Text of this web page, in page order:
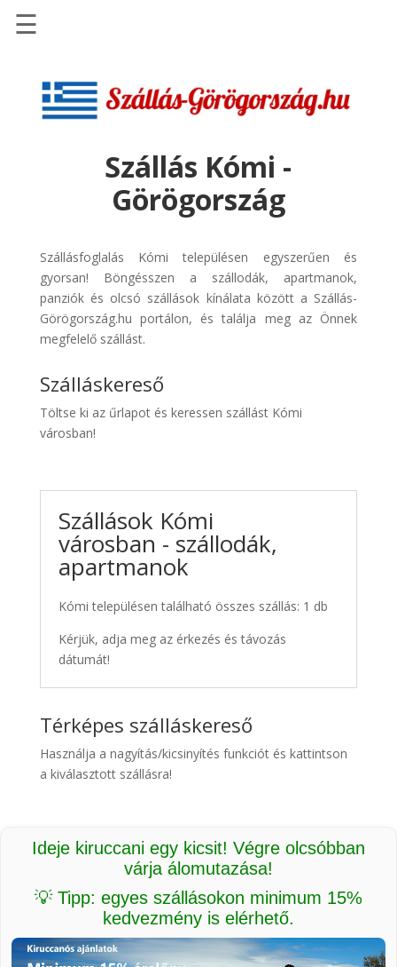
Szállások
Repülőjegy
pénzvisszatérítéssel
Discover
Cars
Transzfer
Kiwi
Taxi
☰
Szállás Kómi -
Görögország
Szállásfoglalás Kómi településen egyszerűen és
gyorsan! Böngésszen a szállodák, apartmanok,
panziók és olcsó szállások kínálata között a Szállás-
Görögország.hu portálon, és találja meg az Önnek
megfelelő szállást.
Szálláskereső
Töltse ki az űrlapot és keressen szállást Kómi
városban!
Szállások Kómi
városban - szállodák,
apartmanok
Kómi településen található összes szállás: 1 db
Kérjük, adja meg az érkezés és távozás
dátumát!
Térképes szálláskereső
Használja a nagyítás/kicsinyítés funkciót és kattintson
a kiválasztott szállásra!
Ideje kiruccani egy kicsit! Végre olcsóbban
várja álomutazása!
💡 Tipp: egyes szállásokon minimum 15%
kedvezmény is elérhető.